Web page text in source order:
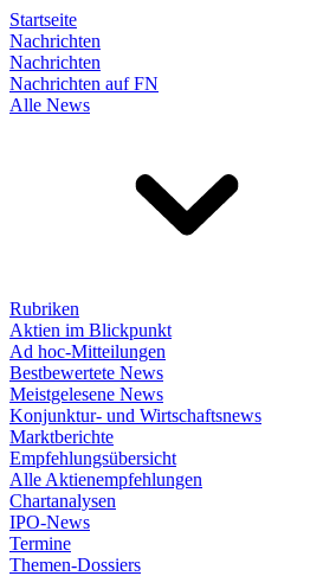
Startseite
Nachrichten
Nachrichten
Nachrichten auf FN
Alle News
Rubriken
Aktien im Blickpunkt
Ad hoc-Mitteilungen
Bestbewertete News
Meistgelesene News
Konjunktur- und Wirtschaftsnews
Marktberichte
Empfehlungsübersicht
Alle Aktienempfehlungen
Chartanalysen
IPO-News
Termine
Themen-Dossiers